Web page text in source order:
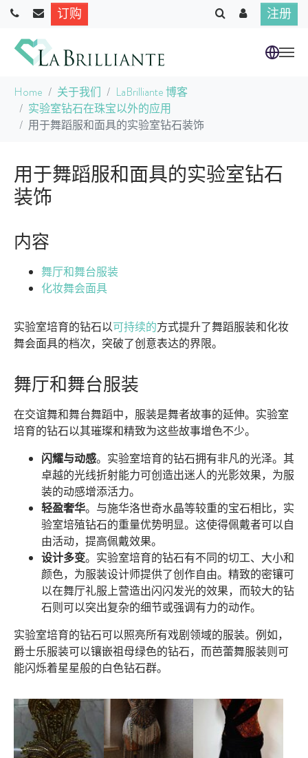
跳到主要内容
订购 注册
当前位置：
Home 关于我们
LaBrilliante 博客
实验室钻石在珠宝以外的应用
用于舞蹈服和面具的实验室钻石装饰
用于舞蹈服和面具的实验室钻石
装饰
内容
舞厅和舞台服装
化妆舞会面具
实验室培育的钻石以可持续的方式提升了舞蹈服装和化妆
舞会面具的档次，突破了创意表达的界限。
舞厅和舞台服装
在交谊舞和舞台舞蹈中，服装是舞者故事的延伸。实验室
培育的钻石以其璀璨和精致为这些故事增色不少。
闪耀与动感。实验室培育的钻石拥有非凡的光泽。其
卓越的光线折射能力可创造出迷人的光影效果，为服
装的动感增添活力。
轻盈奢华。与施华洛世奇水晶等较重的宝石相比，实
验室培殖钻石的重量优势明显。这使得佩戴者可以自
由活动，提高佩戴效果。
设计多变。实验室培育的钻石有不同的切工、大小和
颜色，为服装设计师提供了创作自由。精致的密镶可
以在舞厅礼服上营造出闪闪发光的效果，而较大的钻
石则可以突出复杂的细节或强调有力的动作。
实验室培育的钻石可以照亮所有戏剧领域的服装。例如，
爵士乐服装可以镶嵌祖母绿色的钻石，而芭蕾舞服装则可
能闪烁着星星般的白色钻石群。